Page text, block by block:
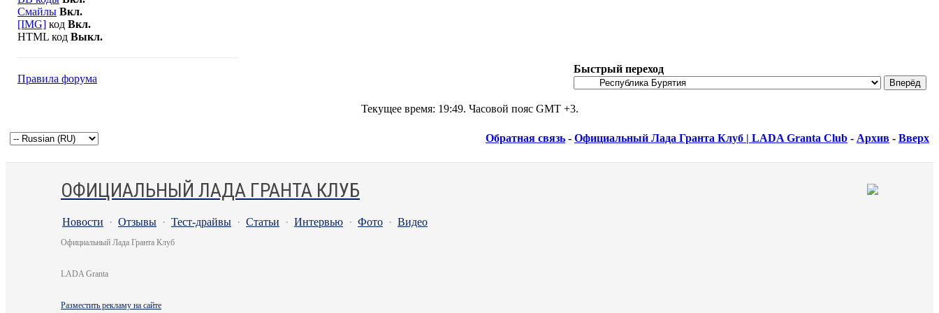
Смайлы Вкл.
[IMG] код Вкл.
HTML код Выкл.
Правила форума
Быстрый переход
Текущее время: 19:49. Часовой пояс GMT +3.
Обратная связь - Официальный Лада Гранта Клуб | LADA Granta Club - Архив - Вверх
ОФИЦИАЛЬНЫЙ ЛАДА ГРАНТА КЛУБ
Новости · Отзывы · Тест-драйвы · Статьи · Интервью · Фото · Видео
Официальный Лада Гранта Клуб
LADA Granta
Разместить рекламу на сайте